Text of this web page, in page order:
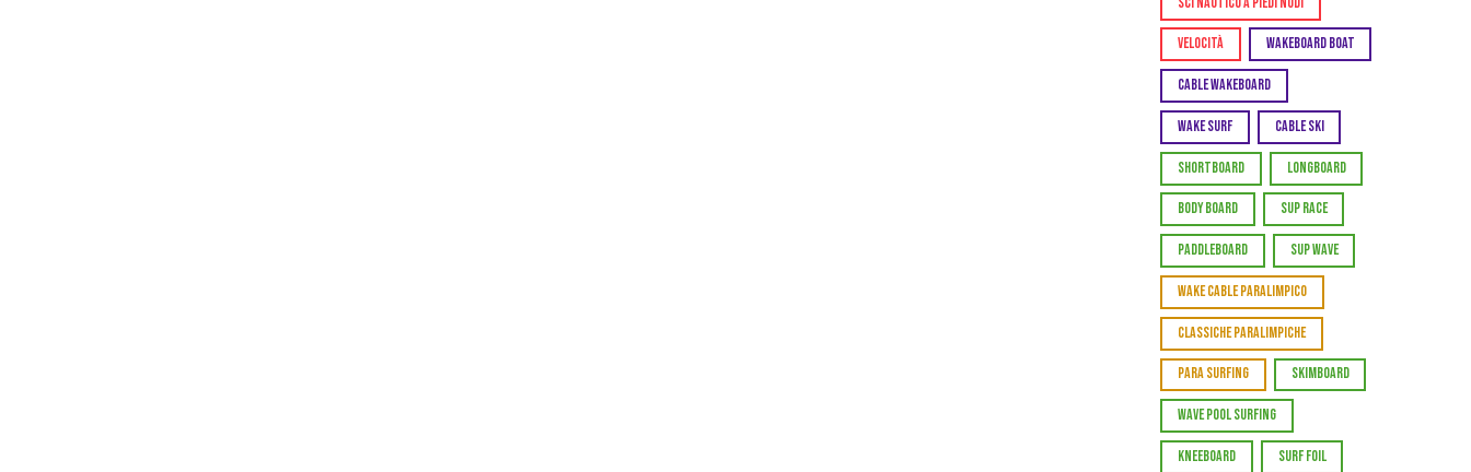
VELOCITÀ WAKEBOARD BOAT
CABLE WAKEBOARD
WAKE SURF CABLE SKI
SHORTBOARD LONGBOARD
BODY BOARD SUP RACE
PADDLEBOARD SUP WAVE
WAKE CABLE PARALIMPICO
CLASSICHE PARALIMPICHE
PARA SURFING SKIMBOARD
WAVE POOL SURFING
KNEEBOARD SURF FOIL